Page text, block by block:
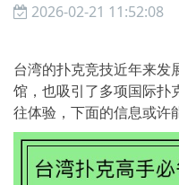
2026-02-21 11:52:08
台湾的扑克竞技近年来发
馆，也吸引了多项国际扑
往体验，下面的信息或许